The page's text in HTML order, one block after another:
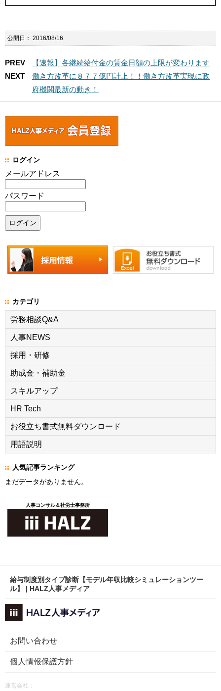
公開日： 2016/08/16
PREV
【速報】各継続給付金の賃金日額の上限が変わります
NEXT
働き方改革に８７７億円計上！！働き方改革実現に政
府機関最新の動き！
ログイン
メールアドレス
パスワード
カテゴリ
労務相談Q&A
人事NEWS
採用・研修
助成金・補助金
スキルアップ
HR Tech
お役立ち書式無料ダウンロード
用語説明
人気記事ランキング
まだデータがありません。
人事コンサル＆社労士事務所
給与制度別タイプ診断【モデル年収比較シミュレーションツー
ル】 | HALZ人事メディア
お問い合わせ
個人情報保護方針
運営会社：